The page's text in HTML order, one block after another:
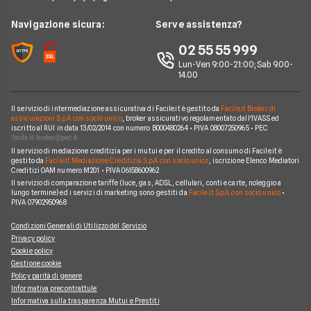
News
Chi siamo
Perché scegliere Facile.it
Mappa del sito
Wind Tre
Aruba
Eolo
Operatori Internet Casa
Argomenti in evidenza internet casa
Notizie internet casa
Domande frequenti internet casa
Navigazione sicura: Serve assistenza?
02 55 55 999
Lun-Ven 9:00-21:00; Sab 9.00-
14.00
Il servizio di intermediazione assicurativa di Facile.it è gestito da Facile.it Broker di
assicurazioni S.p.A. con socio unico, broker assicurativo regolamentato dall'IVASS ed
iscritto al RUI in data 13/02/2014 con numero B000480264 • P.IVA 08007250965 • PEC
Il servizio di mediazione creditizia per i mutui e per il credito al consumo di Facile.it è
gestito da Facile.it Mediazione Creditizia S.p.A. con socio unico, iscrizione Elenco Mediatori
Creditizi OAM numero M201 • P.IVA 06158600962
Il servizio di comparazione tariffe (luce, gas, ADSL, cellulari, conti e carte, noleggio a
lungo termine) ed i servizi di marketing sono gestiti da Facile.it S.p.A. con socio unico•
P.IVA 07902950968
Condizioni Generali di Utilizzo del Servizio
Privacy policy
Cookie policy
Gestione cookie
Policy parità di genere
Informativa precontrattule
Informativa sulla trasparenza Mutui e Prestiti